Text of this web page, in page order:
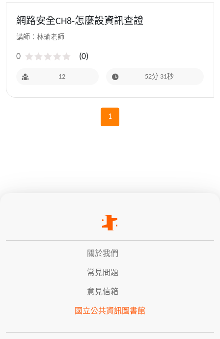
網路安全CH8-怎麼設資訊查證
講師：林瑜老師
0 (0)
12 52分 31秒
1
關於我們
常見問題
意見信箱
國立公共資訊圖書館